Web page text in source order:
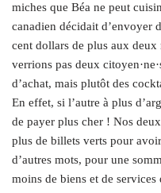
miches que Béa ne peut
canadien décidait d’envoyer
cent dollars de plus aux deux
verrions pas deux
d’achat, mais plutôt des
En effet, si l’autre à plus
de payer plus cher ! Nos
plus de billets verts pour
d’autres mots, pour une
moins de biens et de services